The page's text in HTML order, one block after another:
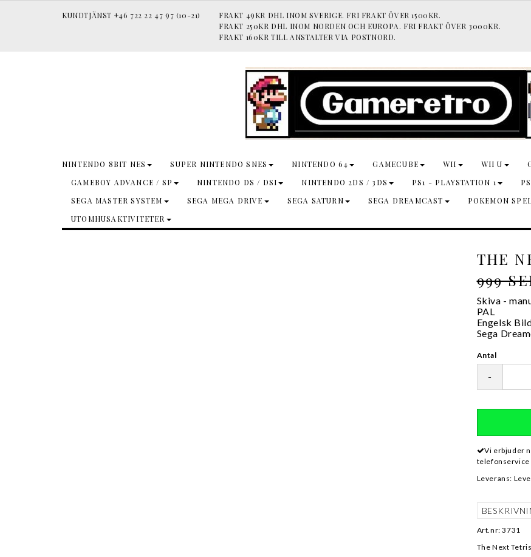
KUNDTJÄNST +46 722 22 47 97 (10-21)
FRAKT 49KR DHL INOM SVERIGE. FRI FRAKT ÖVER 1500KR.
FRAKT 250KR DHL INOM NORDEN OCH EUROPA. FRI FRAKT ÖVER 3000KR.
FRAKT 160KR TILL ANSTALTER VIA POSTNORD.
NINTENDO 8BIT NES SUPER NINTENDO SNES NINTENDO 64 GAMECUBE WII WII U
GAMEBOY ADVANCE / SP
NINTENDO DS / DSI NINTENDO 2DS / 3DS PS1 - PLAYSTATION 1
SEGA MASTER SYSTEM
SEGA MEGA DRIVE SEGA SATURN SEGA DREAMCAST POKEMON SPEL
UTOMHUSAKTIVITETER
THE
999
Skiva -
PAL
Engelsk
Sega
Antal
-
Vi erbjuder
telefonservice
Leverans:
Art.nr: 3731
The Next